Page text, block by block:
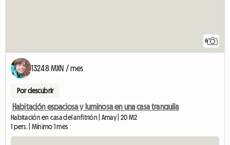
6
13248 MXN / mes
Por descubrir
Habitación espaciosa y luminosa en una casa tranquila
Habitación en casa del anfitrión | Amay | 20 M2
1 pers. | Mínimo 1 mes